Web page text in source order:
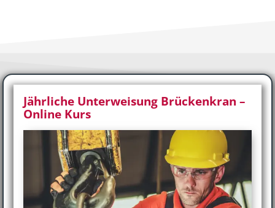
Jährliche Unterweisung Brückenkran –
Online Kurs